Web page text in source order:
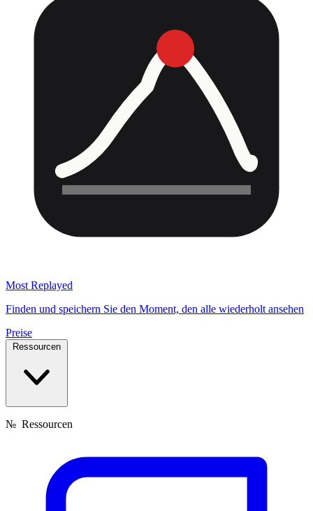
Most Replayed
Finden und speichern Sie den Moment, den alle wiederholt ansehen
Preise
Ressourcen
№ Ressourcen